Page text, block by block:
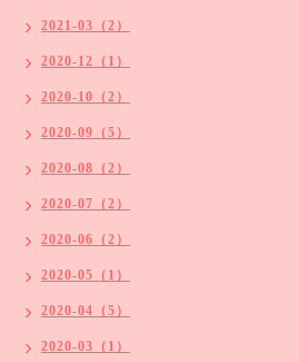
2021-03（2）
2020-12（1）
2020-10（2）
2020-09（5）
2020-08（2）
2020-07（2）
2020-06（2）
2020-05（1）
2020-04（5）
2020-03（1）